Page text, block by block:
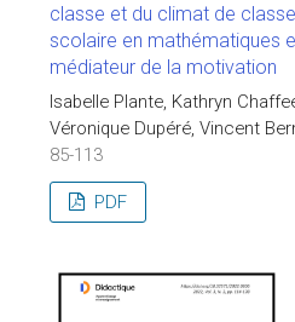
classe et du climat de
scolaire en mathématiques
médiateur de la motivation
Isabelle Plante, Kathryn
Véronique Dupéré, Vincent
85-113
PDF